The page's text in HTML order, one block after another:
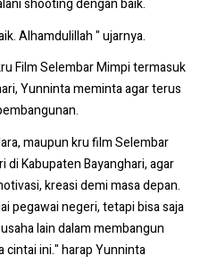
shooting dengan baik.
Alhamdulillah " ujarnya.
Film Selembar Mimpi termasuk
Yunninta meminta agar terus
maupun kru film Selembar
Kabupaten Bayanghari, agar
kreasi demi masa depan.
pegawai negeri, tetapi bisa saja
lain dalam membangun
cintai ini." harap Yunninta